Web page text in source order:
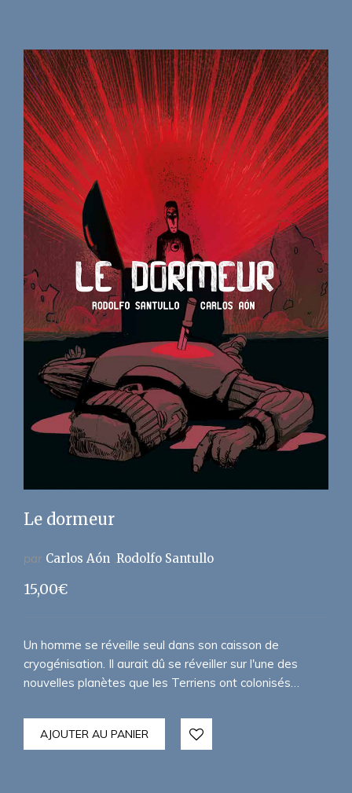
Le dormeur
par Carlos Aón Rodolfo Santullo
15,00€
Un homme se réveille seul dans son caisson de
cryogénisation. Il aurait dû se réveiller sur l'une des
nouvelles planètes que les Terriens ont colonisés…
AJOUTER AU PANIER